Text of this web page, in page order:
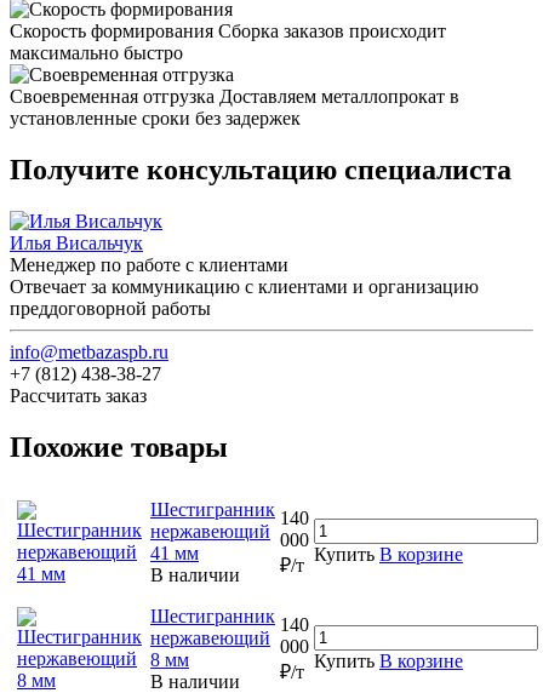
Скорость формирования Сборка заказов происходит
максимально быстро
Своевременная отгрузка Доставляем металлопрокат в
установленные сроки без задержек
Получите консультацию специалиста
Илья Висальчук
Менеджер по работе с клиентами
Отвечает за коммуникацию с клиентами и организацию
преддоговорной работы
info@metbazaspb.ru
+7 (812) 438-38-27
Рассчитать заказ
Похожие товары
Шестигранник
нержавеющий
41 мм
В наличии
140
000
₽/т
Купить В корзине
Шестигранник
нержавеющий
8 мм
В наличии
140
000
₽/т
Купить В корзине